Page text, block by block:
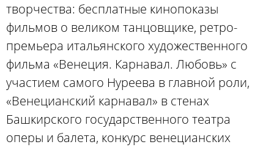
творчества: бесплатные кинопоказы
фильмов о великом танцовщике, ретро-
премьера итальянского художественного
фильма «Венеция. Карнавал. Любовь» с
участием самого Нуреева в главной роли,
«Венецианский карнавал» в стенах
Башкирского государственного театра
оперы и балета, конкурс венецианских